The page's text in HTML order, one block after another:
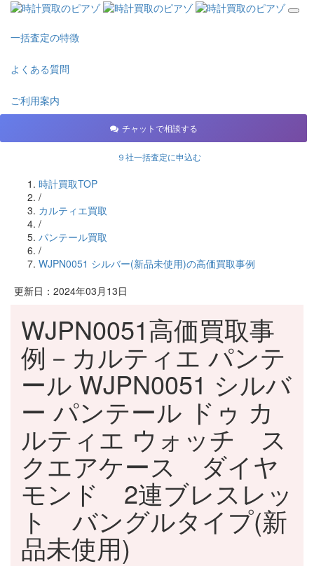
一括査定の特徴
よくある質問
ご利用案内
チャットで相談する
９社一括査定に申込む
時計買取TOP
/
カルティエ買取
/
パンテール買取
/
WJPN0051 シルバー(新品未使用)の高価買取事例
更新日：2024年03月13日
WJPN0051高価買取事
例－カルティエ パンテ
ール WJPN0051 シルバ
ー パンテール ドゥ カ
ルティエ ウォッチ ス
クエアケース ダイヤ
モンド 2連ブレスレッ
ト バングルタイプ(新
品未使用)